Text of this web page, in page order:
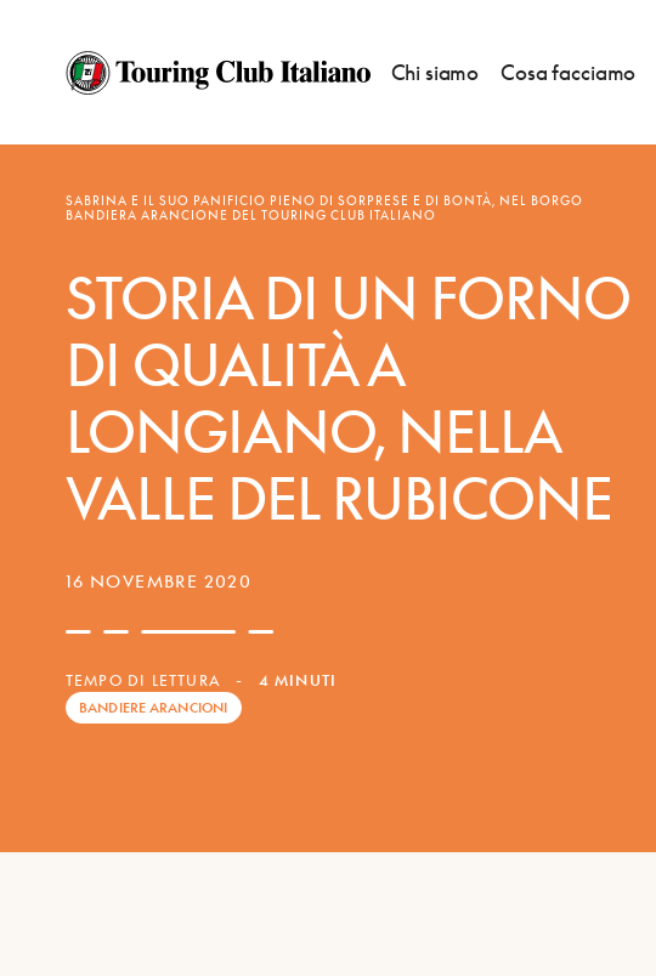
Chi siamo Cosa facciamo
SABRINA E IL SUO PANIFICIO PIENO DI SORPRESE E DI BONTÀ, NEL BORGO
BANDIERA ARANCIONE DEL TOURING CLUB ITALIANO
STORIA DI UN FORNO
DI QUALITÀ A
LONGIANO, NELLA
VALLE DEL RUBICONE
16 NOVEMBRE 2020
TEMPO DI LETTURA - 4 MINUTI
BANDIERE ARANCIONI